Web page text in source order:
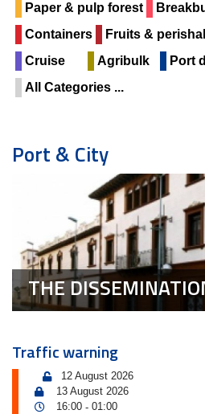
Paper & pulp forest
Containers
Fruits &
Cruise
Agribulk
Port
All Categories ...
Port & City
THE
Traffic warning
12 August 2026
13 August 2026
16:00 - 01:00